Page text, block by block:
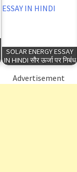
SOLAR ENERGY ESSAY
IN HINDI सौर ऊर्जा पर निबंध
Advertisement